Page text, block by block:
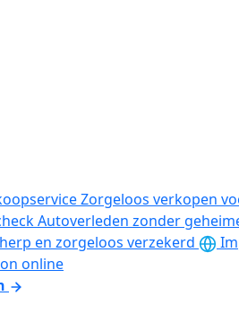
Zorgeloos verkopen
Autoverleden zonder
en zorgeloos verzekerd
online